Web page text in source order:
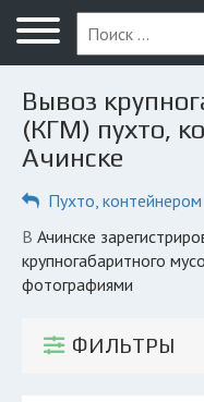
Главная
Вопрос юристу
Ачинск
ПОЛЬЗОВАТЕЛЯМ
Компании
Экоблог
Личный кабинет
Вывоз
(КГМ) пухто,
Ачинске
Пухто, контейнером
в Ачинске зарегистрированы 2 компании по вывозу
крупногабаритного
фотографиями
ФИЛЬТРЫ